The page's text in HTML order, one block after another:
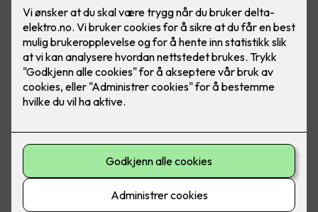
Verneverdig bygg omgjort til
kontorfellesskap